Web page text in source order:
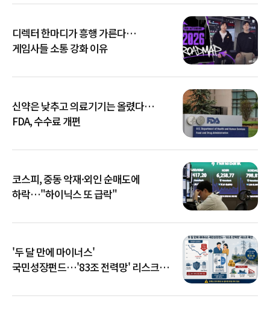
디렉터 한마디가 흥행 가른다…
게임사들 소통 강화 이유
신약은 낮추고 의료기기는 올렸다…
FDA, 수수료 개편
코스피, 중동 악재·외인 순매도에
하락…"하이닉스 또 급락"
'두 달 만에 마이너스'
국민성장펀드…'83조 전력망' 리스크